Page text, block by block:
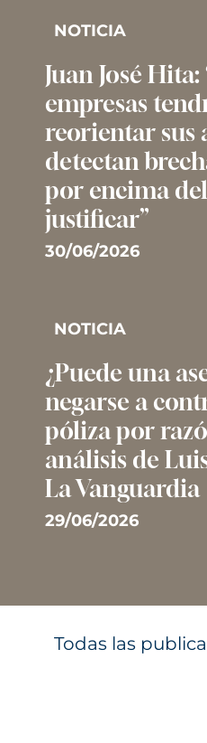
NOTICIA
Juan José Hita:
empresas
reorientar sus
detectan
por encima
justificar”
30/06/2026
NOTICIA
¿Puede una
negarse a
póliza por
análisis de
La Vanguardia
29/06/2026
Todas las